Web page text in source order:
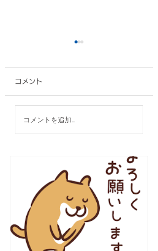
椅子カバー/エナジック
スポーツ高等学院 様
コメント
コメントを追加…